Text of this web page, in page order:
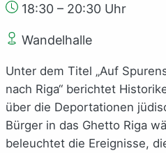
18:30 – 20:30 Uhr
Wandelhalle
Unter dem Titel „Auf
nach Riga“ berichtet
über die Deportationen
Bürger in das Ghetto Riga
beleuchtet die Ereignisse,